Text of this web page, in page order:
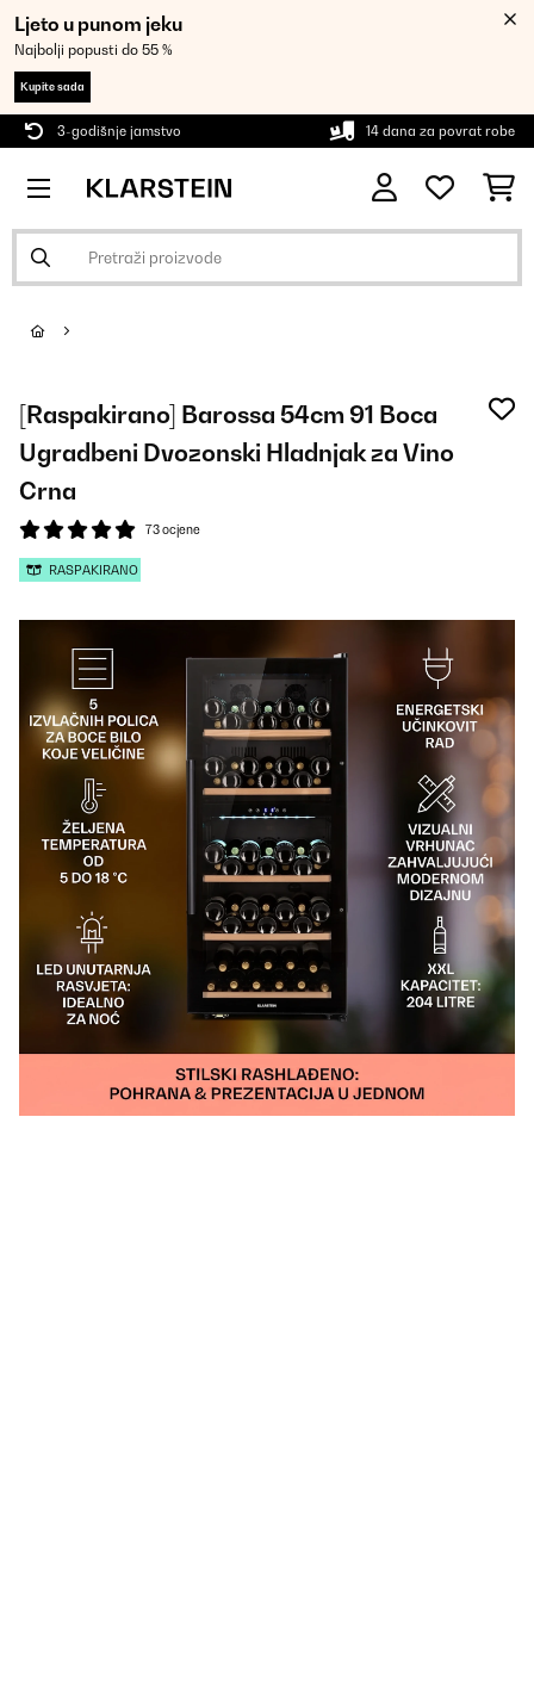
Ljeto u punom jeku
Najbolji popusti do 55 %
Kupite sada
3-godišnje jamstvo 14 dana za povrat robe
[Raspakirano] Barossa 54cm 91 Boca
Ugradbeni Dvozonski Hladnjak za Vino
Crna
73 ocjene
RASPAKIRANO